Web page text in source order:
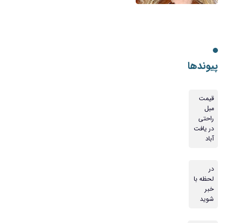
پیوندها
قیمت
مبل
راحتی
در یافت
آباد
در
لحظه با
خبر
شوید